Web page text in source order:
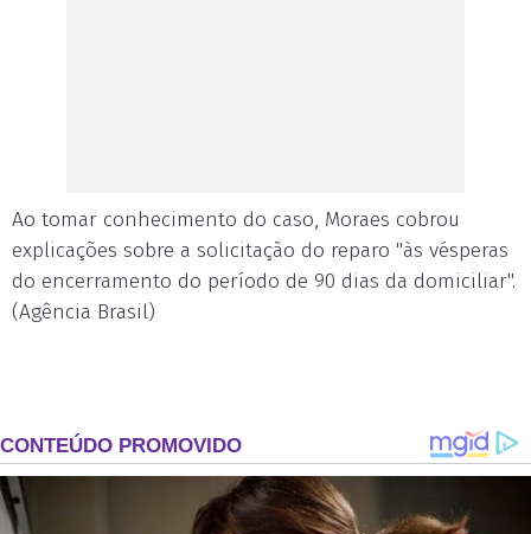
Ao tomar conhecimento do caso, Moraes cobrou
explicações sobre a solicitação do reparo "às vésperas
do encerramento do período de 90 dias da domiciliar".
(Agência Brasil)